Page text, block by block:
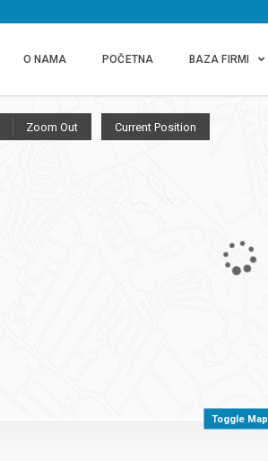
O NAMA POČETNA BAZA FIRMI
Toggle Map
Zoom Out Current Position